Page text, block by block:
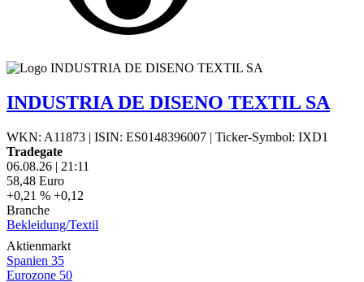
INDUSTRIA DE DISENO TEXTIL SA
WKN: A11873 | ISIN: ES0148396007 | Ticker-Symbol: IXD1
Tradegate
06.08.26 | 21:11
58,48 Euro
+0,21 % +0,12
Branche
Bekleidung/Textil
Aktienmarkt
Spanien 35
Eurozone 50